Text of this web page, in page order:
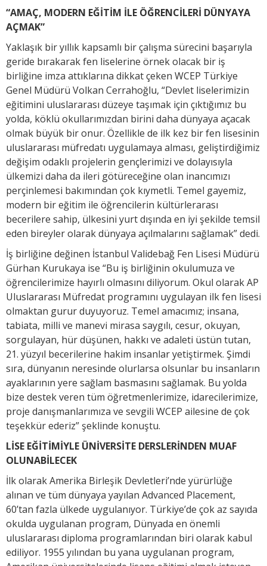
“AMAÇ, MODERN EĞİTİM İLE ÖĞRENCİLERİ DÜNYAYA
AÇMAK”
Yaklaşık bir yıllık kapsamlı bir çalışma sürecini başarıyla
geride bırakarak fen liselerine örnek olacak bir iş
birliğine imza attıklarına dikkat çeken WCEP Türkiye
Genel Müdürü Volkan Cerrahoğlu, “Devlet liselerimizin
eğitimini uluslararası düzeye taşımak için çıktığımız bu
yolda, köklü okullarımızdan birini daha dünyaya açacak
olmak büyük bir onur. Özellikle de ilk kez bir fen lisesinin
uluslararası müfredatı uygulamaya alması, geliştirdiğimiz
değişim odaklı projelerin gençlerimizi ve dolayısıyla
ülkemizi daha da ileri götüreceğine olan inancımızı
perçinlemesi bakımından çok kıymetli. Temel gayemiz,
modern bir eğitim ile öğrencilerin kültürlerarası
becerilere sahip, ülkesini yurt dışında en iyi şekilde temsil
eden bireyler olarak dünyaya açılmalarını sağlamak” dedi.
İş birliğine değinen İstanbul Validebağ Fen Lisesi Müdürü
Gürhan Kurukaya ise “Bu iş birliğinin okulumuza ve
öğrencilerimize hayırlı olmasını diliyorum. Okul olarak AP
Uluslararası Müfredat programını uygulayan ilk fen lisesi
olmaktan gurur duyuyoruz. Temel amacımız; insana,
tabiata, milli ve manevi mirasa saygılı, cesur, okuyan,
sorgulayan, hür düşünen, hakkı ve adaleti üstün tutan,
21. yüzyıl becerilerine hakim insanlar yetiştirmek. Şimdi
sıra, dünyanın neresinde olurlarsa olsunlar bu insanların
ayaklarının yere sağlam basmasını sağlamak. Bu yolda
bize destek veren tüm öğretmenlerimize, idarecilerimize,
proje danışmanlarımıza ve sevgili WCEP ailesine de çok
teşekkür ederiz” şeklinde konuştu.
LİSE EĞİTİMİYLE ÜNİVERSİTE DERSLERİNDEN MUAF
OLUNABİLECEK
İlk olarak Amerika Birleşik Devletleri’nde yürürlüğe
alınan ve tüm dünyaya yayılan Advanced Placement,
60’tan fazla ülkede uygulanıyor. Türkiye’de çok az sayıda
okulda uygulanan program, Dünyada en önemli
uluslararası diploma programlarından biri olarak kabul
ediliyor. 1955 yılından bu yana uygulanan program,